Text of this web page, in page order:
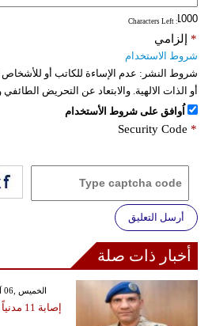
: Characters Left
إلزامي *
شروط الاستخدام
شروط النشر: عدم الإساءة للكاتب أو
أو الذات الالهية. والابتعاد عن التحريض
اُوافق على شروط الأستخدام
Security Code *
أرسل التعليق
أخبار ذات صلة
GMT 21:59 2026 الخميس ,06 آب / أغسطس